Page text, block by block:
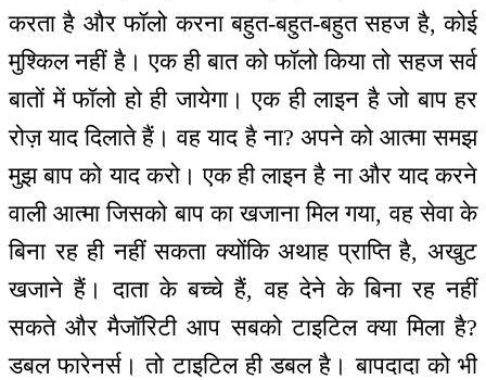
करता है और फॉलो करना बहुत-बहुत-बहुत सहज है, कोई
मुश्किल नहीं है। एक ही बात को फॉलो किया तो सहज सर्व
बातों में फॉलो हो ही जायेगा। एक ही लाइन है जो बाप हर
रोज़ याद दिलाते हैं। वह याद है ना? अपने को आत्मा समझ
मुझ बाप को याद करो। एक ही लाइन है ना और याद करने
वाली आत्मा जिसको बाप का खजाना मिल गया, वह सेवा के
बिना रह ही नहीं सकता क्योंकि अथाह प्राप्ति है, अखुट
खजाने हैं। दाता के बच्चे हैं, वह देने के बिना रह नहीं
सकते और मैजॉरिटी आप सबको टाइटिल क्या मिला है?
डबल फारेनर्स। तो टाइटिल ही डबल है। बापदादा को भी